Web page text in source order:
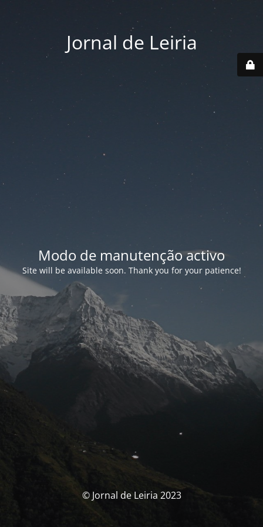
Jornal de Leiria
Modo de manutenção activo
Site will be available soon. Thank you for your patience!
© Jornal de Leiria 2023